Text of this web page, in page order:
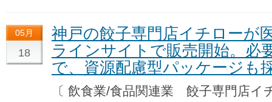
05月
18
神戸の餃子専門店イチローが
ラインサイトで販売開始。必
で、資源配慮型パッケージも
〔 飲食業/食品関連業 餃子専門店